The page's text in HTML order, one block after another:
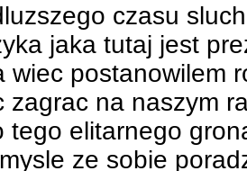
czasu
jaka tutaj jest
wiec postanowilem
zagrac na naszym
tego elitarnego
ze sobie